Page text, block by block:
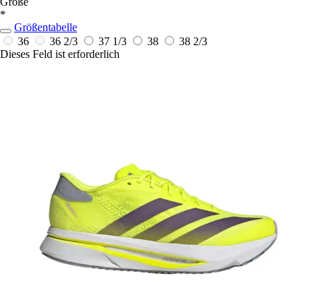
*
Größentabelle
36
36 2/3 37 1/3 38
38 2/3
Dieses Feld ist erforderlich